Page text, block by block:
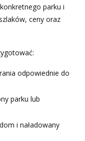
parku i
ceny oraz
odpowiednie do
parku lub
i naładowany